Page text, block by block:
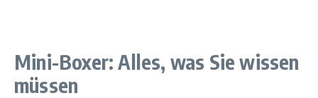
Mini-Boxer: Alles, was Sie wissen
müssen